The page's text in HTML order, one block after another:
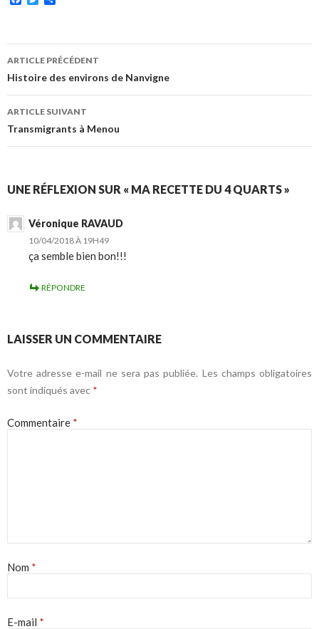
b
o
o
k
t
e
r
a
g
e
r
Navigation
des
articles
ARTICLE PRÉCÉDENT
Histoire des environs de Nanvigne
ARTICLE SUIVANT
Transmigrants à Menou
UNE RÉFLEXION SUR « MA RECETTE DU 4 QUARTS »
Véronique RAVAUD
10/04/2018 À 19H49
ça semble bien bon!!!
RÉPONDRE
LAISSER UN COMMENTAIRE
Votre adresse e-mail ne sera pas publiée. Les champs obligatoires
sont indiqués avec *
Commentaire *
Nom *
E-mail *